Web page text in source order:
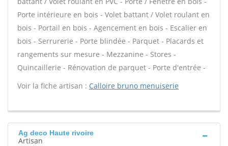
Porte intérieure en bois - Volet battant / Volet roulant en
bois - Portail en bois - Agencement en bois - Escalier en
bois - Serrurerie - Porte blindée - Parquet - Placards et
rangements sur mesure - Mezzanine - Stores -
Quincaillerie - Rénovation de parquet - Porte d'entrée -
Voir la fiche artisan : Calloire bruno menuiserie
Ag deco Haute rivoire
Artisan